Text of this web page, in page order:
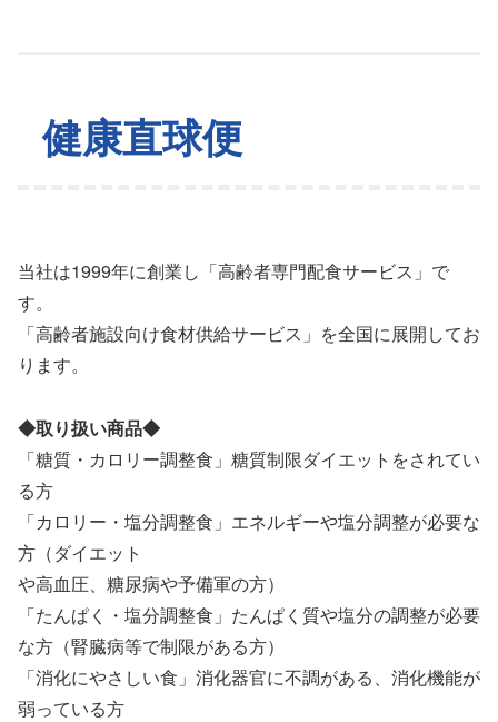
健康直球便
当社は1999年に創業し「高齢者専門配食サービス」で
す。
「高齢者施設向け食材供給サービス」を全国に展開してお
ります。
◆取り扱い商品◆
「糖質・カロリー調整食」糖質制限ダイエットをされてい
る方
「カロリー・塩分調整食」エネルギーや塩分調整が必要な
方（ダイエット
や高血圧、糖尿病や予備軍の方）
「たんぱく・塩分調整食」たんぱく質や塩分の調整が必要
な方（腎臓病等で制限がある方）
「消化にやさしい食」消化器官に不調がある、消化機能が
弱っている方